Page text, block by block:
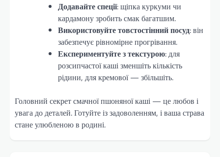
Додавайте спеції: щіпка куркуми чи
кардамону зробить смак багатшим.
Використовуйте товстостінний посуд: він
забезпечує рівномірне прогрівання.
Експериментуйте з текстурою: для
розсипчастої каші зменшіть кількість
рідини, для кремової — збільшіть.
Головний секрет смачної пшоняної каші — це любов і
увага до деталей. Готуйте із задоволенням, і ваша страва
стане улюбленою в родині.